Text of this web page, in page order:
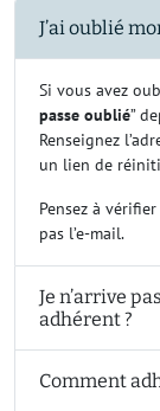
J’ai oublié
Si vous avez
passe oublié”
Renseignez
un lien de
Pensez à
pas l’e-mail.
Je n’arrive
adhérent ?
Comment